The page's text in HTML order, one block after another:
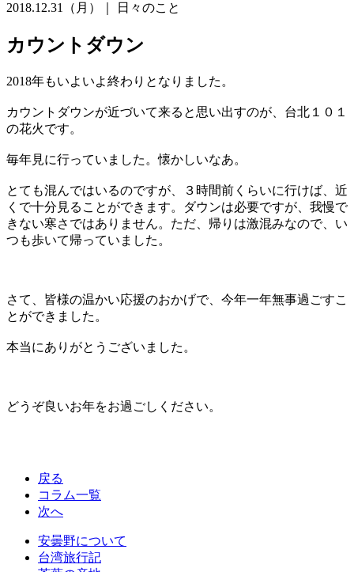
2018.12.31（月）｜ 日々のこと
カウントダウン
2018年もいよいよ終わりとなりました。
カウントダウンが近づいて来ると思い出すのが、台北１０１
の花火です。
毎年見に行っていました。懐かしいなあ。
とても混んではいるのですが、３時間前くらいに行けば、近
くで十分見ることができます。ダウンは必要ですが、我慢で
きない寒さではありません。ただ、帰りは激混みなので、い
つも歩いて帰っていました。
さて、皆様の温かい応援のおかげで、今年一年無事過ごすこ
とができました。
本当にありがとうございました。
どうぞ良いお年をお過ごしください。
戻る
コラム一覧
次へ
安曇野について
台湾旅行記